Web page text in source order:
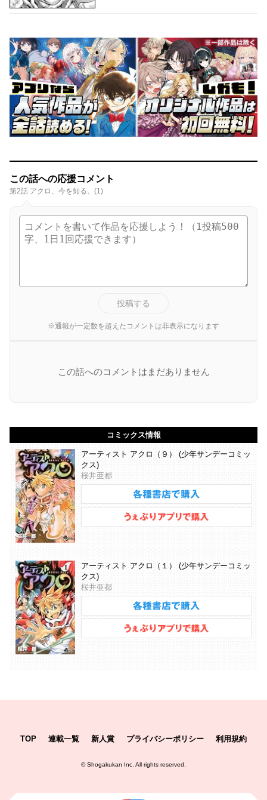
この話への応援コメント
第2話 アクロ、今を知る。(1)
投稿する
※通報が一定数を超えたコメントは非表示になります
この話へのコメントはまだありません
コミックス情報
アーティスト アクロ（９） (少年サンデーコミッ
クス)
桜井亜都
アーティスト アクロ（１） (少年サンデーコミッ
クス)
桜井亜都
TOP 連載一覧 新人賞 プライバシーポリシー 利用規約
©Shogakukan Inc. All rights reserved.